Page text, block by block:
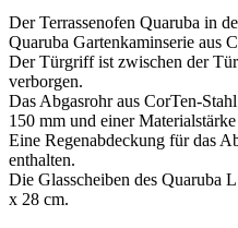
Der Terrassenofen Quaruba in
Quaruba Gartenkaminserie aus
Der Türgriff ist zwischen der
verborgen.
Das Abgasrohr aus CorTen-
150 mm und einer
Eine Regenabdeckung für das
enthalten.
Die Glasscheiben des Quaruba
x 28 cm.